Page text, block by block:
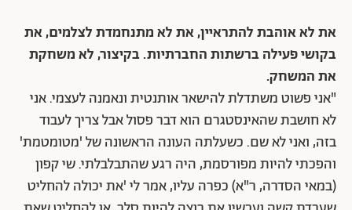
את לא אוהבת להתראיין, את לא מתנחמדת לצלמים, את
בקושי פעילה ברשתות החברתיות. בקיצור, לא משחקת
את המשחק.
"אני פשוט משתדלת להישאר אותנטית ונאמנה לעצמי. אני
לא חושבת שהאינסטגרם הוא דבר פסול אבל צריך לעבוד
בזה, ואני לא שם. כשעלתה העונה הראשונה של 'מטומטמת'
והפכתי להיות מפורסמת, היה רגע שהתבלבלתי. שי קפון
(במאי הסדרה, ר"א) כפרה עליו, אמר לי 'את יכולה להחליט